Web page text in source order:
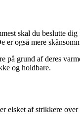
skal du beslutte
også mere
grund af deres
og holdbare.
af strikkere